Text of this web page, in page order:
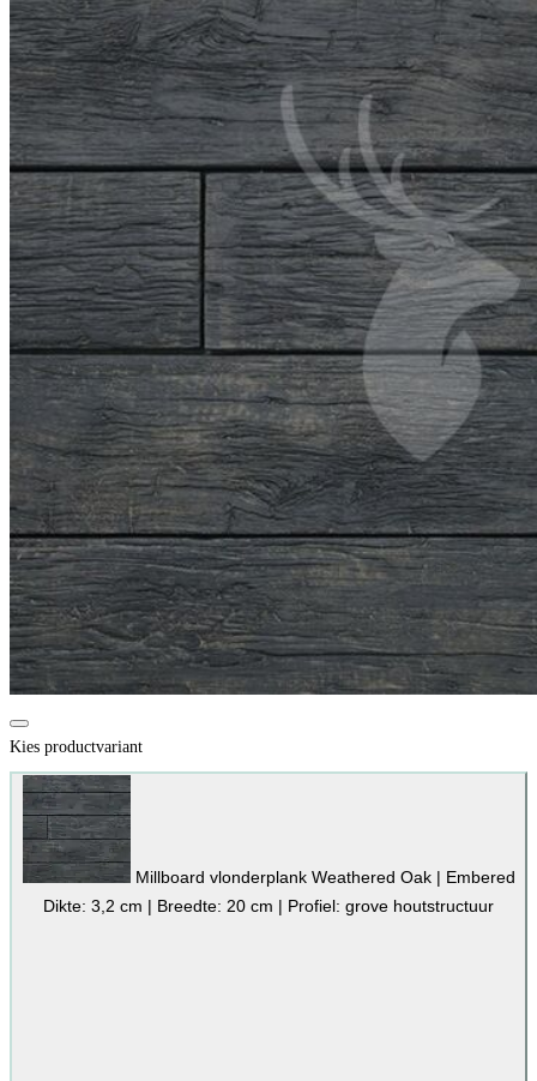
Kies productvariant
Millboard vlonderplank Weathered Oak | Embered
Dikte: 3,2 cm | Breedte: 20 cm | Profiel: grove houtstructuur